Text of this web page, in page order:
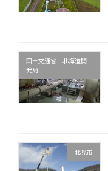
国土交通省 北海道開
発局
北見市